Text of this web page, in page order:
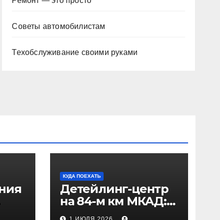
Советы автомобилистам
Техобслуживание своими руками
КУДА ПОЕХАТЬ
Детейлинг-центр
на 84-м км МКАД:
адрес и проезд